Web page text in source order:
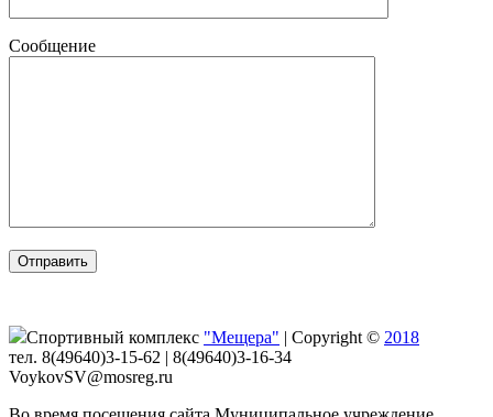
Сообщение
Спортивный комплекс "Мещера" | Copyright © 2018
тел. 8(49640)3-15-62 | 8(49640)3-16-34
VoykovSV@mosreg.ru